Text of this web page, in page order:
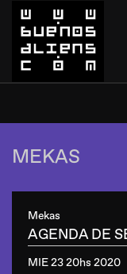
MEKAS
Mekas
AGENDA DE
MIE 23 20hs 2020